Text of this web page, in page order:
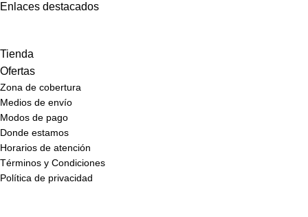
Enlaces destacados
Tienda
Ofertas
Zona de cobertura
Medios de envío
Modos de pago
Donde estamos
Horarios de atención
Términos y Condiciones
Política de privacidad